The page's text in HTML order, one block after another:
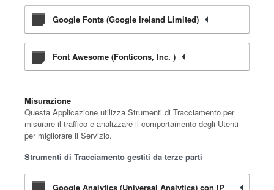
Google Fonts (Google Ireland Limited)
Font Awesome (Fonticons, Inc. )
Misurazione
Questa Applicazione utilizza Strumenti di Tracciamento per
misurare il traffico e analizzare il comportamento degli Utenti
per migliorare il Servizio.
Strumenti di Tracciamento gestiti da terze parti
Google Analytics (Universal Analytics) con IP